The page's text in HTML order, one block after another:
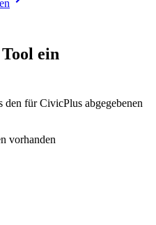
Tool ein
den für CivicPlus abgegebenen
vorhanden